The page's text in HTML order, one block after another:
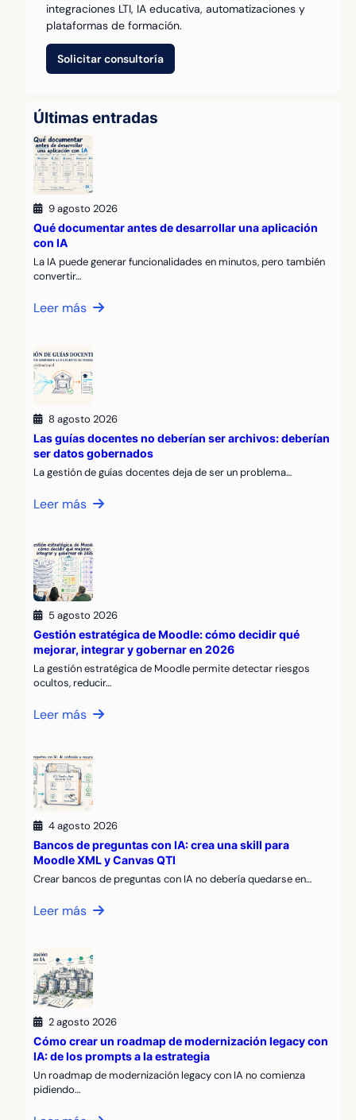
integraciones LTI, IA educativa, automatizaciones y
plataformas de formación.
Solicitar consultoría
Últimas entradas
9 agosto 2026
Qué documentar antes de desarrollar una aplicación
con IA
La IA puede generar funcionalidades en minutos, pero también
convertir…
Leer más
8 agosto 2026
Las guías docentes no deberían ser archivos: deberían
ser datos gobernados
La gestión de guías docentes deja de ser un problema…
Leer más
5 agosto 2026
Gestión estratégica de Moodle: cómo decidir qué
mejorar, integrar y gobernar en 2026
La gestión estratégica de Moodle permite detectar riesgos
ocultos, reducir…
Leer más
4 agosto 2026
Bancos de preguntas con IA: crea una skill para
Moodle XML y Canvas QTI
Crear bancos de preguntas con IA no debería quedarse en…
Leer más
2 agosto 2026
Cómo crear un roadmap de modernización legacy con
IA: de los prompts a la estrategia
Un roadmap de modernización legacy con IA no comienza
pidiendo…